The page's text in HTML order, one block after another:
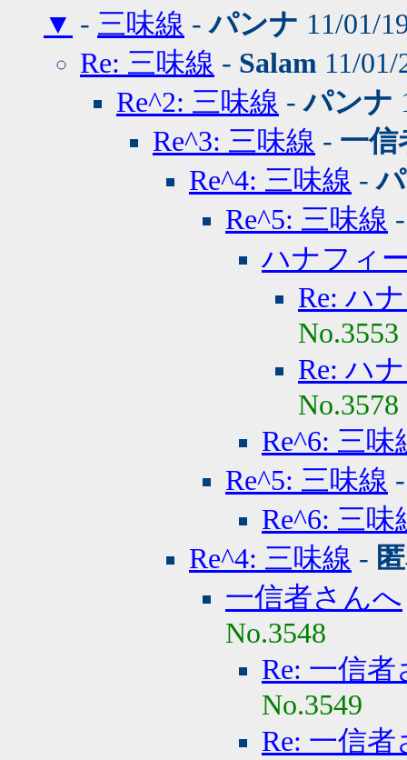
▼ - 三味線 -パンナ 11/01/
Re: 三味線 - Salam 11/
Re^2: 三味線 -パンナ
Re^3: 三味線 - 一信
Re^4: 三味線 -
Re^5: 三味線
ハナフィ
Re: ハ
No.3553
Re: ハ
No.3578
Re^6: 三味
Re^5: 三味線
Re^6: 三味
Re^4: 三味線 -
一信者さんへ
No.3548
Re: 一信
No.3549
Re: 一信